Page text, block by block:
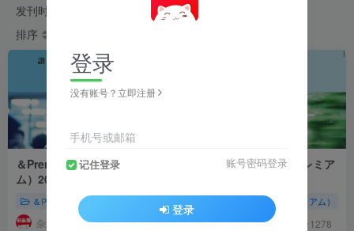
发刊时间 2024
排序
＆Premium（アンドプレミア
ム）2026年9月号
＆Premium（アンドプレミアム） 株式会社マガジン
杂志猫 1282
＆Premium（アンドプレミア
＆Premium（アンドプレミアム）
杂志猫 1278
登录
没有账号？立即注册
手机号或邮箱
记住登录 账号密码登录
登录